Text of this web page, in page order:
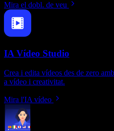
Mira el dobl. de veu
IA Vídeo Studio
Crea i edita vídeos des de zero
a vídeo i creativitat.
Mira l'IA vídeo